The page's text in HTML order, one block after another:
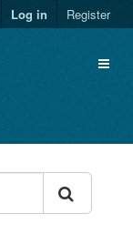
Log in Register